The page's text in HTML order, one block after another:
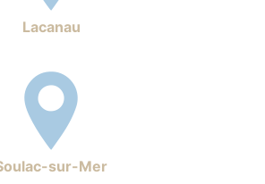
Lacanau
sur-Mer